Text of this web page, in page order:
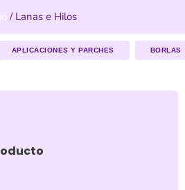
/ Lanas e Hilos
APLICACIONES Y PARCHES BORLAS